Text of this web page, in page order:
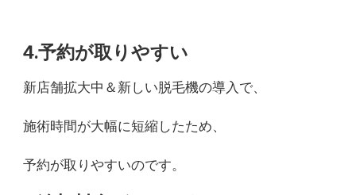
4.予約が取りやすい
新店舗拡大中＆新しい脱毛機の導入で、
施術時間が大幅に短縮したため、
予約が取りやすいのです。